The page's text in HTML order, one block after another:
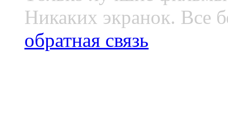
Никаких экранок. Все
обратная связь